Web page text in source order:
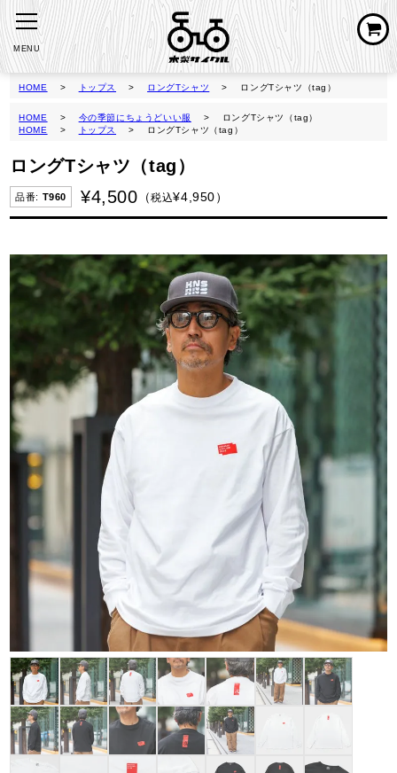
MENU
HOME トップス ロングTシャツ ロングTシャツ（tag）
HOME 今の季節にちょうどいい服
ロングTシャツ（tag）
HOME
トップス ロングTシャツ（tag）
ロングTシャツ（tag）
T960 ¥4,500 ¥4,950
税込